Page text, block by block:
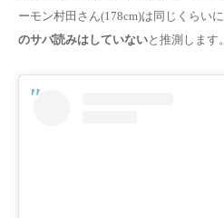
ーモン村田さん(178cm)は同じくらい
のサバ読みはしていないと推測します。